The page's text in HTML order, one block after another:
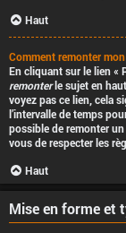
Haut
Comment remonter
En cliquant sur le lien «
remonterle sujet en
voyez pas ce lien, cela
l’intervalle de temps
possible de remonter
vous de respecter les
Haut
Mise en forme et